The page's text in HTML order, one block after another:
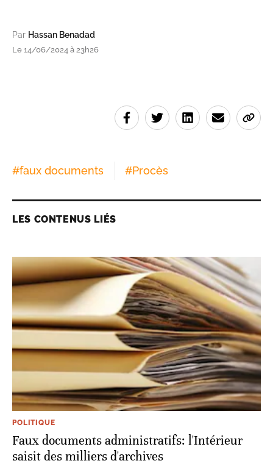
Par Hassan Benadad
Le 14/06/2024 à 23h26
#faux documents #Procès
LES CONTENUS LIÉS
POLITIQUE
Faux documents administratifs: l'Intérieur
saisit des milliers d'archives